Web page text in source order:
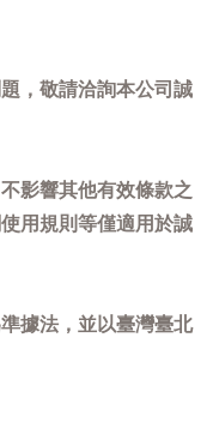
，敬請洽詢本公司誠
影響其他有效條款之
用規則等僅適用於誠
據法，並以臺灣臺北